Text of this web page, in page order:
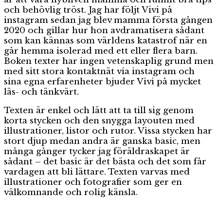
och behövlig tröst. Jag har följt Vivi på
instagram sedan jag blev mamma första gången
2020 och gillar hur hon avdramatisera sådant
som kan kännas som världens katastrof när en
går hemma isolerad med ett eller flera barn.
Boken texter har ingen vetenskaplig grund men
med sitt stora kontaktnät via instagram och
sina egna erfarenheter bjuder Vivi på mycket
läs- och tänkvärt.
Texten är enkel och lätt att ta till sig genom
korta stycken och den snygga layouten med
illustrationer, listor och rutor. Vissa stycken har
stort djup medan andra är ganska basic, men
många gånger tycker jag föräldraskapet är
sådant – det basic är det bästa och det som får
vardagen att bli lättare. Texten varvas med
illustrationer och fotografier som ger en
välkomnande och rolig känsla.